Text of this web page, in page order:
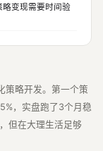
变现需要时间验
策略开发。第一个策
，实盘跑了3个月稳
但在大理生活足够